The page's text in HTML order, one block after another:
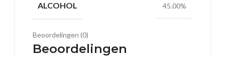
ALCOHOL 45.00%
Beoordelingen (0)
Beoordelingen